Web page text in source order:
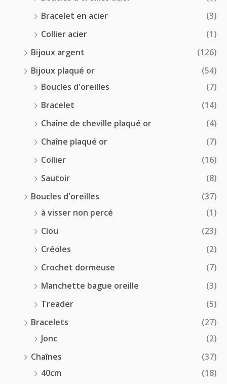
Bracelet en acier
(3)
Collier acier
(1)
Bijoux argent
(126)
Bijoux plaqué or
(54)
Boucles d'oreilles
(7)
Bracelet
(14)
Chaîne de cheville plaqué or
(4)
Chaîne plaqué or
(7)
Collier
(16)
Sautoir
(8)
Boucles d'oreilles
(37)
à visser non percé
(1)
Clou
(23)
Créoles
(2)
Crochet dormeuse
(7)
Manchette bague oreille
(3)
Treader
(5)
Bracelets
(27)
Jonc
(2)
Chaînes
(37)
40cm
(18)